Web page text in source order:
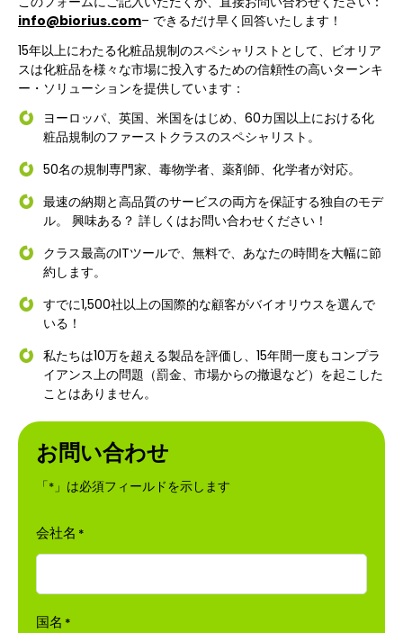
info@biorius.com– できるだけ早く回答いたします！
15年以上にわたる化粧品規制のスペシャリストとして、ビオリア
スは化粧品を様々な市場に投入するための信頼性の高いターンキ
ー・ソリューションを提供しています：
ヨーロッパ、英国、米国をはじめ、60カ国以上における化
粧品規制のファーストクラスのスペシャリスト。
50名の規制専門家、毒物学者、薬剤師、化学者が対応。
最速の納期と高品質のサービスの両方を保証する独自のモデ
ル。 興味ある？ 詳しくはお問い合わせください！
クラス最高のITツールで、無料で、あなたの時間を大幅に節
約します。
すでに1,500社以上の国際的な顧客がバイオリウスを選んで
いる！
私たちは10万を超える製品を評価し、15年間一度もコンプラ
イアンス上の問題（罰金、市場からの撤退など）を起こした
ことはありません。
お問い合わせ
「*」は必須フィールドを示します
会社名 *
国名 *